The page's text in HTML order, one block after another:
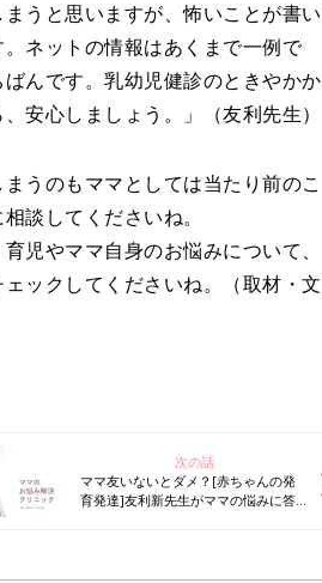
うと思いますが、怖いことが書い
ネットの情報はあくまで一例で
んです。乳幼児健診のときやかか
安心しましょう。」（友利先生）
うのもママとしては当たり前のこ
相談してくださいね。
児やママ自身のお悩みについて、
ックしてくださいね。（取材・文
次の話
ママ友いないとダメ？[赤ちゃんの発
育発達]友利新先生がママの悩みに答